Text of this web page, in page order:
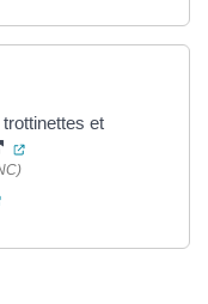
et
(ouverture dans un
(ouverture dans un nouvel